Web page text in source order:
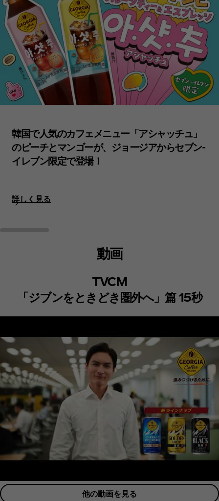
韓国で人気のカフェメニュー「アシャッチュ」
のピーチとマンゴーが、ジョージアからセブン-
イレブン限定で登場！
詳しく見る
動画
TVCM
「ジブンをときどき圏外へ」篇 15秒
他の動画を見る